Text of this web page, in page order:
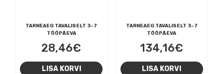
TARNEAEG TAVALISELT 3-7
TÖÖPÄEVA
28,46€
LISA KORVI
TARNEAEG TAVALISELT 3-7
TÖÖPÄEVA
134,16€
LISA KORVI